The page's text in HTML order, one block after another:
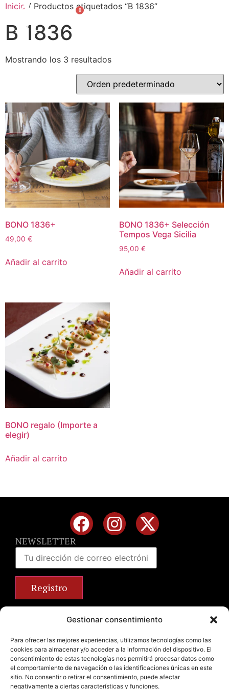
Gestionar consentimiento
Para ofrecer las mejores experiencias, utilizamos tecnologías como las
cookies para almacenar y/o acceder a la información del dispositivo. El
consentimiento de estas tecnologías nos permitirá procesar datos como
el comportamiento de navegación o las identificaciones únicas en este
sitio. No consentir o retirar el consentimiento, puede afectar
negativamente a ciertas características y funciones.
0
Inicio / Productos etiquetados “B 1836”
B 1836
Mostrando los 3 resultados
BONO 1836+
49,00 €
Añadir al carrito
BONO 1836+ Selección
Tempos Vega Sicilia
95,00 €
Añadir al carrito
BONO regalo (Importe a
elegir)
Añadir al carrito
NEWSLETTER
+34 963 672 314
info@emilianobodega.com
Parking gratuito